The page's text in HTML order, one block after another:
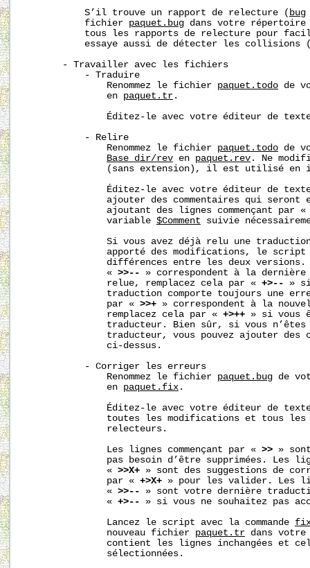
           S’il trouve un rapport de relecture (
bug
           fichier
paquet.bug dans votre
tous les rapports de relecture pour
essaye aussi de détecter les collisions
       - Travailler avec les fichiers
           - Traduire
               Renommez le fichier
paquet.todo de
               en
paquet.tr .
Éditez-le avec votre éditeur de
           - Relire
               Renommez le fichier
paquet.todo de
Base_dir/rev en paquet.rev . Ne
(sans extension), il est utilisé en
Éditez-le avec votre éditeur de
ajouter des commentaires qui seront
ajoutant des lignes commençant par
               variable
$Comment suivie
Si vous avez déjà relu une
apporté des modifications, le script
différences entre les deux
               «
>>-- » correspondent à la dernière
               relue, remplacez cela par «
+>-- » si
traduction comporte toujours une
               par «
>>+ » correspondent à la
               remplacez cela par «
+>++ » si vous
traducteur. Bien sûr, si vous
traducteur, vous pouvez ajouter des
               ci-dessus.
           - Corriger les erreurs
               Renommez le fichier
paquet.bug de
               en
paquet.fix .
Éditez-le avec votre éditeur de
toutes les modifications et tous les
               relecteurs.
               Les lignes commençant par «
>> »
pas besoin d’être supprimées. Les
               «
>>X+ » sont des suggestions de
               par «
+>X+ » pour les valider. Les
               «
>>-- » sont votre dernière
               «
+>-- » si vous ne souhaitez pas
               Lancez le script avec la commande
               nouveau fichier
paquet.tr dans
contient les lignes inchangées et
               sélectionnées.